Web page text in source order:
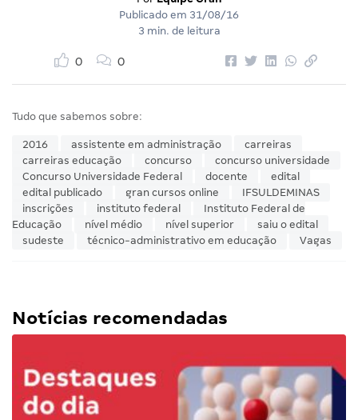
Publicado em 31/08/16
3 min. de leitura
0 0
Tudo que sabemos sobre:
2016 assistente em administração
carreiras
carreiras educação
concurso
concurso universidade
Concurso Universidade Federal
docente
edital
edital publicado
gran cursos online
IFSULDEMINAS
inscrições
instituto federal
Instituto Federal de
Educação
nível médio nível superior
saiu o edital
sudeste
técnico-administrativo em educação Vagas
Notícias recomendadas